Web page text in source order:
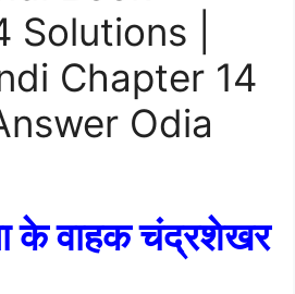
Solutions |
Chapter 14
Odia
के वाहक चंद्रशेखर